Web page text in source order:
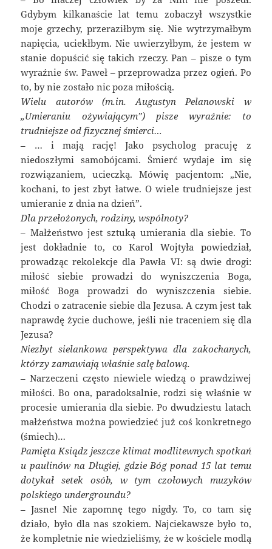
Gdybym kilkanaście lat temu zobaczył wszystkie
moje grzechy, przeraziłbym się. Nie wytrzymałbym
napięcia, uciekłbym. Nie uwierzyłbym, że jestem w
stanie dopuścić się takich rzeczy. Pan – pisze o tym
wyraźnie św. Paweł – przeprowadza przez ogień. Po
to, by nie zostało nic poza miłością.
Wielu autorów (m.in. Augustyn Pelanowski w
„Umieraniu ożywiającym”) pisze wyraźnie: to
trudniejsze od fizycznej śmierci…
– … i mają rację! Jako psycholog pracuję z
niedoszłymi samobójcami. Śmierć wydaje im się
rozwiązaniem, ucieczką. Mówię pacjentom: „Nie,
kochani, to jest zbyt łatwe. O wiele trudniejsze jest
umieranie z dnia na dzień”.
Dla przełożonych, rodziny, wspólnoty?
– Małżeństwo jest sztuką umierania dla siebie. To
jest dokładnie to, co Karol Wojtyła powiedział,
prowadząc rekolekcje dla Pawła VI: są dwie drogi:
miłość siebie prowadzi do wyniszczenia Boga,
miłość Boga prowadzi do wyniszczenia siebie.
Chodzi o zatracenie siebie dla Jezusa. A czym jest tak
naprawdę życie duchowe, jeśli nie traceniem się dla
Jezusa?
Niezbyt sielankowa perspektywa dla zakochanych,
którzy zamawiają właśnie salę balową.
– Narzeczeni często niewiele wiedzą o prawdziwej
miłości. Bo ona, paradoksalnie, rodzi się właśnie w
procesie umierania dla siebie. Po dwudziestu latach
małżeństwa można powiedzieć już coś konkretnego
(śmiech)…
Pamięta Ksiądz jeszcze klimat modlitewnych spotkań
u paulinów na Długiej, gdzie Bóg ponad 15 lat temu
dotykał setek osób, w tym czołowych muzyków
polskiego undergroundu?
– Jasne! Nie zapomnę tego nigdy. To, co tam się
działo, było dla nas szokiem. Najciekawsze było to,
że kompletnie nie wiedzieliśmy, że w kościele modlą